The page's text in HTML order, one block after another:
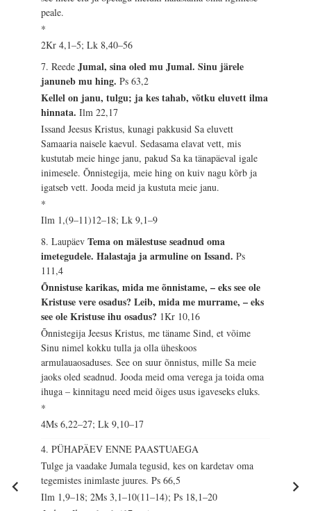
peale.
*
2Kr 4,1–5; Lk 8,40–56
7. ReedeJumal, sina oled mu Jumal. Sinu järele
januneb mu hing.Ps 63,2
Kellel on janu, tulgu; ja kes tahab, võtku eluvett ilma
hinnata.Ilm 22,17
Issand Jeesus Kristus, kunagi pakkusid Sa eluvett
Samaaria naisele kaevul. Sedasama elavat vett, mis
kustutab meie hinge janu, pakud Sa ka tänapäeval igale
inimesele. Õnnistegija, meie hing on kuiv nagu kõrb ja
igatseb vett. Jooda meid ja kustuta meie janu.
*
Ilm 1,(9–11)12–18; Lk 9,1–9
8. LaupäevTema on mälestuse seadnud oma
imetegudele. Halastaja ja armuline on Issand.Ps
111,4
Õnnistuse karikas, mida me õnnistame, – eks see ole
Kristuse vere osadus? Leib, mida me murrame, – eks
see ole Kristuse ihu osadus? 1Kr 10,16
Õnnistegija Jeesus Kristus, me täname Sind, et võime
Sinu nimel kokku tulla ja olla üheskoos
armulauaosaduses. See on suur õnnistus, mille Sa meie
jaoks oled seadnud. Jooda meid oma verega ja toida oma
ihuga – kinnitagu need meid õiges usus igaveseks eluks.
*
4Ms 6,22–27; Lk 9,10–17
4. PÜHAPÄEV ENNE PAASTUAEGA
Tulge ja vaadake Jumala tegusid, kes on kardetav oma
tegemistes inimlaste juures.Ps 66,5
Ilm 1,9–18; 2Ms 3,1–10(11–14); Ps 18,1–20